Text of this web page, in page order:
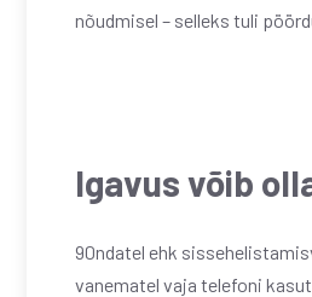
nõudmisel – selleks tuli
Igavus võib
90ndatel ehk
vanematel vaja telefoni